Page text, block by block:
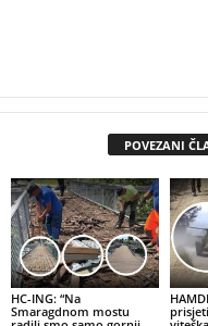
POVEZANI
HC-ING: “Na
Smaragdnom mostu